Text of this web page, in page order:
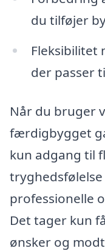
du tilføjer
Fleksibilitet
der passer
Når du bruger
færdigbygget
kun adgang til
professionelle
Det tager kun
ønsker og